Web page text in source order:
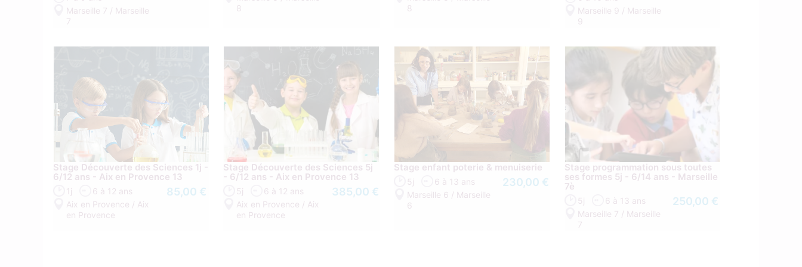
Marseille 7 / Marseille
7
8
8
Marseille 9 / Marseille
9
Stage Découverte des Sciences 1j -
6/12 ans - Aix en Provence 13
1j
6 à 12 ans
Aix en Provence / Aix
en Provence
85,00 €
Stage Découverte des Sciences 5j
- 6/12 ans - Aix en Provence 13
5j
6 à 12 ans
Aix en Provence / Aix
en Provence
385,00 €
Stage enfant poterie & menuiserie
5j
6 à 13 ans
Marseille 6 / Marseille
6
230,00 €
Stage programmation sous toutes
ses formes 5j - 6/14 ans - Marseille
7è
5j
6 à 13 ans
Marseille 7 / Marseille
7
250,00 €